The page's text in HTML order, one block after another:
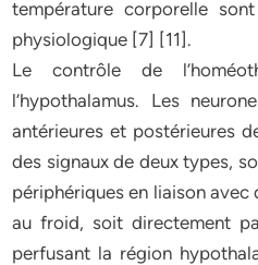
température corporelle
physiologique [7] [11].
Le contrôle de
l’hypothalamus. Les
antérieures et postérieures
des signaux de deux types,
périphériques en liaison
au froid, soit directement
perfusant la région